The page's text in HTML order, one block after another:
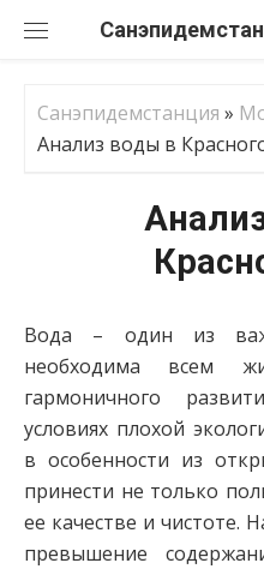
Санэпидемстанция »
Анализ воды в
Вода – один из
необходима всем
гармоничного
условиях плохой
в особенности из
принести не только
ее качестве и чистоте.
превышение